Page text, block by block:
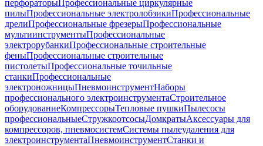
перфораторыПрофессиональные циркулярные
пилыПрофессиональные электролобзикиПрофессиональные
дрелиПрофессиональные фрезерыПрофессиональные
мультиинструментыПрофессиональные
электрорубанкиПрофессиональные строительные
феныПрофессиональные строительные
пистолетыПрофессиональные точильные
станкиПрофессиональные
электроножницыПневмоинструментНаборы
профессионального электроинструментаСтроительное
оборудованиеКомпрессорыТепловые пушкиПылесосы
профессиональныеСтружкоотсосыДомкратыАксессуары для
компрессоров, пневмосистемСистемы пылеудаления для
электроинструментаПневмоинструментСтанки и